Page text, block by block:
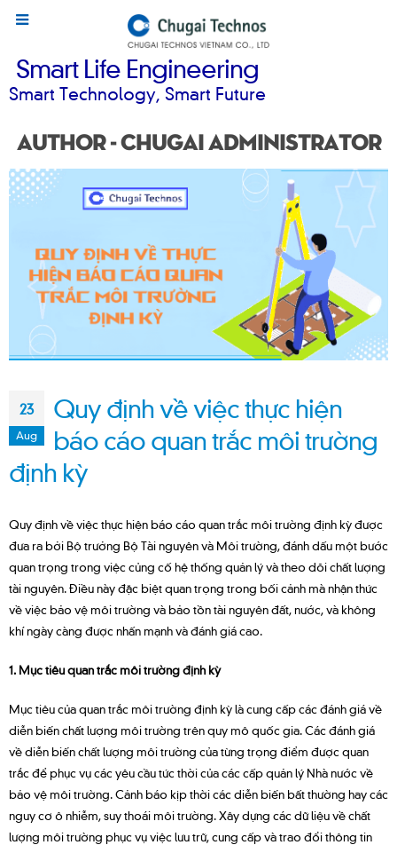
Smart Life Engineering
Smart Technology, Smart Future
Author - Chugai Administrator
23
Aug
Quy định về việc thực hiện
báo cáo quan trắc môi trường
định kỳ
Quy định về việc thực hiện báo cáo quan trắc môi trường định kỳ được
đưa ra bởi Bộ trưởng Bộ Tài nguyên và Môi trường, đánh dấu một bước
quan trọng trong việc củng cố hệ thống quản lý và theo dõi chất lượng
tài nguyên. Điều này đặc biệt quan trọng trong bối cảnh mà nhận thức
về việc bảo vệ môi trường và bảo tồn tài nguyên đất, nước, và không
khí ngày càng được nhấn mạnh và đánh giá cao.
1. Mục tiêu quan trắc môi trường định kỳ
Mục tiêu của quan trắc môi trường định kỳ là cung cấp các đánh giá về
diễn biến chất lượng môi trường trên quy mô quốc gia. Các đánh giá
về diễn biến chất lượng môi trường của từng trọng điểm được quan
trắc để phục vụ các yêu cầu tức thời của các cấp quản lý Nhà nước về
bảo vệ môi trường. Cảnh báo kịp thời các diễn biến bất thường hay các
nguy cơ ô nhiễm, suy thoái môi trường. Xây dựng các dữ liệu về chất
lượng môi trường phục vụ việc lưu trữ, cung cấp và trao đổi thông tin